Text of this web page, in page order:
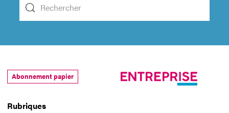
Rubriques
Abonnement papier